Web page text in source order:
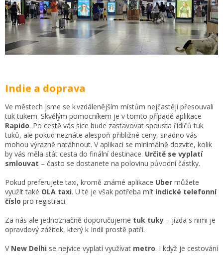
Indie a doprava
Ve městech jsme se k vzdálenějším místům nejčastěji přesouvali
tuk tukem. Skvělým pomocníkem je v tomto případě aplikace
Rapido. Po cestě vás sice bude zastavovat spousta řidičů tuk
tuků, ale pokud neznáte alespoň přibližné ceny, snadno vás
mohou výrazně natáhnout. V aplikaci se minimálně dozvíte, kolik
by vás měla stát cesta do finální destinace. Určitě se vyplatí
smlouvat – často se dostanete na polovinu původní částky.
Pokud preferujete taxi, kromě známé aplikace Uber můžete
využít také OLA taxi. U té je však potřeba mít indické telefonní
číslo pro registraci.
Za nás ale jednoznačně doporučujeme tuk tuky – jízda s nimi je
opravdový zážitek, který k Indii prostě patří.
V New Delhi se nejvíce vyplatí využívat metro. I když je cestování